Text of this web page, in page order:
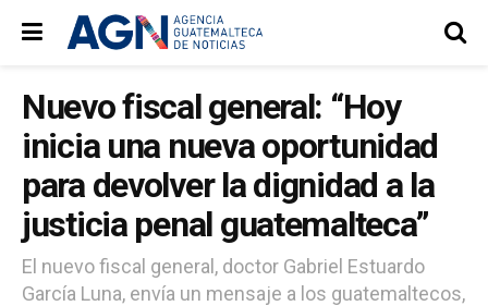
Nuevo fiscal general: “Hoy
inicia una nueva oportunidad
para devolver la dignidad a la
justicia penal guatemalteca”
El nuevo fiscal general, doctor Gabriel Estuardo
García Luna, envía un mensaje a los guatemaltecos,